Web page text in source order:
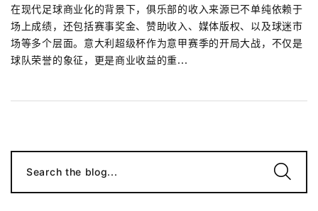
在现代足球商业化的背景下，俱乐部的收入来源已不单纯依赖于
场上成绩，还包括赛事奖金、赞助收入、媒体版权、以及球迷市
场等多个层面。意大利超级杯作为意甲赛季的开局大战，不仅是
球队荣誉的象征，更是商业收益的重...
Search the blog...